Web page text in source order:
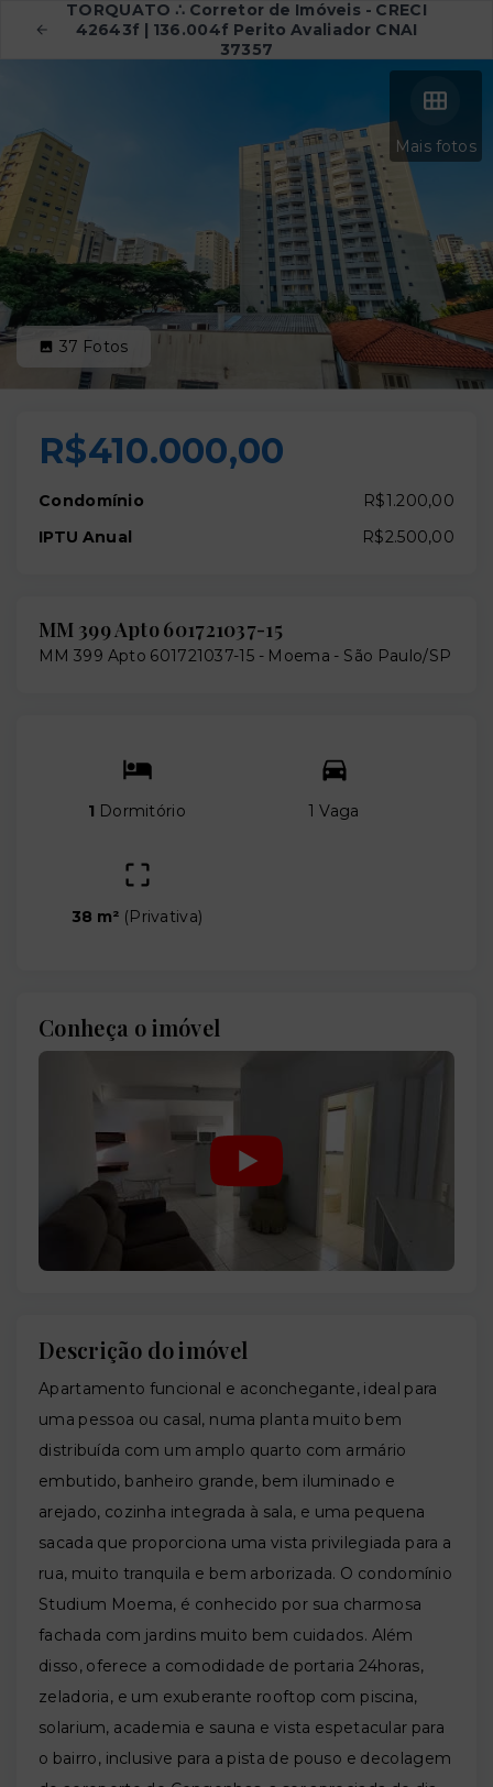
TORQUATO ∴ Corretor de Imóveis - CRECI
42643f | 136.004f Perito Avaliador CNAI
37357
Mais fotos
37 Fotos
R$410.000,00
Condomínio
R$1.200,00
IPTU Anual
R$2.500,00
MM 399 Apto 601721037-15
MM 399 Apto 601721037-15 - Moema - São Paulo/SP
1 Dormitório 1 Vaga
38 m² (Privativa)
Conheça o imóvel
Descrição do imóvel
Apartamento funcional e aconchegante, ideal para
uma pessoa ou casal, numa planta muito bem
distribuída com um amplo quarto com armário
embutido, banheiro grande, bem iluminado e
arejado, cozinha integrada à sala, e uma pequena
sacada que proporciona uma vista privilegiada para a
rua, muito tranquila e bem arborizada. O condomínio
Studium Moema, é conhecido por sua charmosa
fachada com jardins muito bem cuidados. Além
disso, oferece a comodidade de portaria 24horas,
zeladoria, e um exuberante rooftop com piscina,
solarium, academia e sauna e vista espetacular para
o bairro, inclusive para a pista de pouso e decolagem